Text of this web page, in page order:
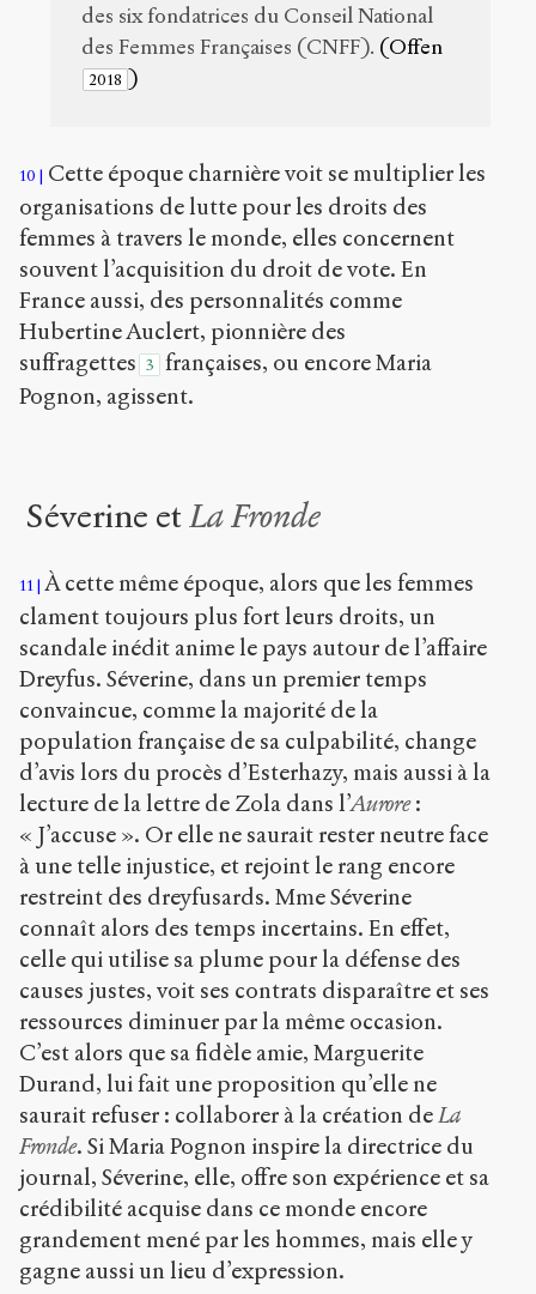
des six fondatrices du Conseil National
des Femmes Françaises (CNFF). (Offen
2018 )
10
Cette époque charnière voit se multiplier les
organisations de lutte pour les droits des
femmes à travers le monde, elles concernent
souvent l’acquisition du droit de vote. En
France aussi, des personnalités comme
Hubertine Auclert, pionnière des
suffragettes 3 françaises, ou encore Maria
Pognon, agissent.
Séverine etLa Fronde
11 À cette même époque, alors que les femmes
clament toujours plus fort leurs droits, un
scandale inédit anime le pays autour de l’affaire
Dreyfus. Séverine, dans un premier temps
convaincue, comme la majorité de la
population française de sa culpabilité, change
d’avis lors du procès d’Esterhazy, mais aussi à la
lecture de la lettre de Zola dans l’Aurore:
« J’accuse ». Or elle ne saurait rester neutre face
à une telle injustice, et rejoint le rang encore
restreint des dreyfusards. Mme Séverine
connaît alors des temps incertains. En effet,
celle qui utilise sa plume pour la défense des
causes justes, voit ses contrats disparaître et ses
ressources diminuer par la même occasion.
C’est alors que sa fidèle amie, Marguerite
Durand, lui fait une proposition qu’elle ne
saurait refuser : collaborer à la création deLa
Fronde. Si Maria Pognon inspire la directrice du
journal, Séverine, elle, offre son expérience et sa
crédibilité acquise dans ce monde encore
grandement mené par les hommes, mais elle y
gagne aussi un lieu d’expression.